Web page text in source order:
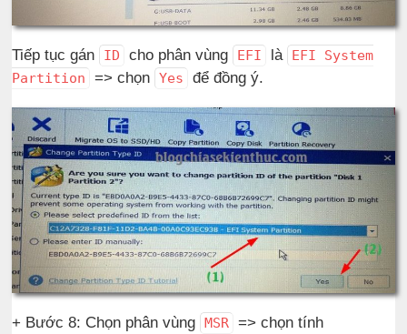
Tiếp tục gán ID cho phân vùng EFI là EFI System
Partition
=> chọn Yes để đồng ý.
+ Bước 8: Chọn phân vùng MSR => chọn tính